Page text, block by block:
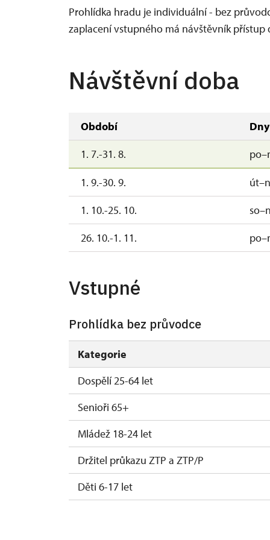
Prohlídka hradu je individuální - bez
zaplacení vstupného má návštěvník přístup
Návštěvní doba
Období Dny
1. 7.-31. 8.
1. 9.-30. 9.
1. 10.-25. 10.
26. 10.-1. 11.
Vstupné
Prohlídka bez průvodce
Kategorie
Dospělí 25-64 let
Senioři 65+
Mládež 18-24 let
Držitel průkazu ZTP a ZTP/P
Děti 6-17 let